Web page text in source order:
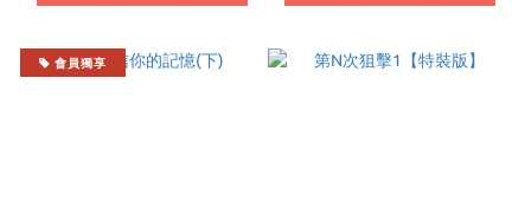
會員獨享